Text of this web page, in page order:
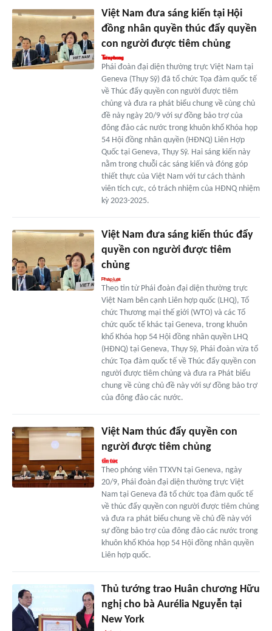
Việt Nam đưa sáng kiến tại Hội
đồng nhân quyền thúc đẩy quyền
con người được tiêm chủng
Phái đoàn đại diện thường trực Việt Nam tại
Geneva (Thụy Sỹ) đã tổ chức Tọa đàm quốc tế
về Thúc đẩy quyền con người được tiêm
chủng và đưa ra phát biểu chung về cùng chủ
đề này ngày 20/9 với sự đồng bảo trợ của
đông đảo các nước trong khuôn khổ Khóa họp
54 Hội đồng nhân quyền (HĐNQ) Liên Hợp
Quốc tại Geneva, Thụy Sỹ. Hai sáng kiến này
nằm trong chuỗi các sáng kiến và đóng góp
thiết thực của Việt Nam với tư cách thành
viên tích cực, có trách nhiệm của HĐNQ nhiệm
kỳ 2023-2025.
Việt Nam đưa sáng kiến thúc đẩy
quyền con người được tiêm
chủng
Theo tin từ Phái đoàn đại diện thường trực
Việt Nam bên cạnh Liên hợp quốc (LHQ), Tổ
chức Thương mại thế giới (WTO) và các Tổ
chức quốc tế khác tại Geneva, trong khuôn
khổ Khóa họp 54 Hội đồng nhân quyền LHQ
(HĐNQ) tại Geneva, Thụy Sỹ, Phái đoàn vừa tổ
chức Tọa đàm quốc tế về Thúc đẩy quyền con
người được tiêm chủng và đưa ra Phát biểu
chung về cùng chủ đề này với sự đồng bảo trợ
của đông đảo các nước.
Việt Nam thúc đẩy quyền con
người được tiêm chủng
Theo phóng viên TTXVN tại Geneva, ngày
20/9, Phái đoàn đại diện thường trực Việt
Nam tại Geneva đã tổ chức tọa đàm quốc tế
về thúc đẩy quyền con người được tiêm chủng
và đưa ra phát biểu chung về chủ đề này với
sự đồng bảo trợ của đông đảo các nước trong
khuôn khổ Khóa họp 54 Hội đồng nhân quyền
Liên hợp quốc.
Thủ tướng trao Huân chương Hữu
nghị cho bà Aurélia Nguyễn tại
New York